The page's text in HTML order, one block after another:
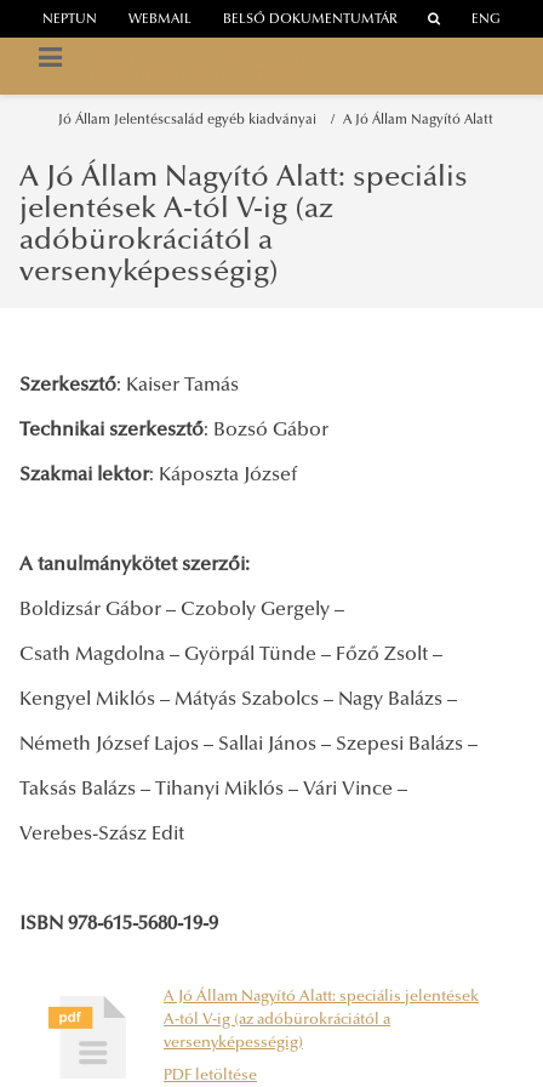
WEBMAIL
NEPTUN BELSŐ DOKUMENTUMTÁR ENG
Jó Állam Jelentéscsalád egyéb kiadványai A Jó Állam Nagyító Alatt
A Jó Állam Nagyító Alatt: speciális
jelentések A-tól V-ig (az
adóbürokráciától a
versenyképességig)
Szerkesztő: Kaiser Tamás
Technikai szerkesztő: Bozsó Gábor
Szakmai lektor: Káposzta József
A tanulmánykötet szerzői:
Boldizsár Gábor – Czoboly Gergely –
Csath Magdolna – Györpál Tünde – Főző Zsolt –
Kengyel Miklós – Mátyás Szabolcs – Nagy Balázs –
Németh József Lajos – Sallai János – Szepesi Balázs –
Taksás Balázs – Tihanyi Miklós – Vári Vince –
Verebes-Szász Edit
ISBN 978-615-5680-19-9
A Jó Állam Nagyító Alatt: speciális jelentések
A-tól V-ig (az adóbürokráciától a
versenyképességig)
PDF letöltése